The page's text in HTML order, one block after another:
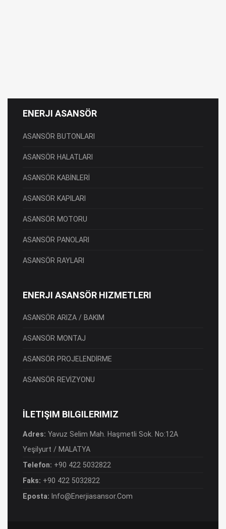
ENERJI ASANSÖR
ASANSÖR BUTONLARI
ASANSÖR HALATLARI
ASANSÖR KABİNLERİ
ASANSÖR KAPILARI
ASANSÖR MOTORU
ASANSÖR PANOLARI
ASANSÖR RAYLARI
ENERJI ASANSÖR HIZMETLERI
ASANSÖR ARIZA / BAKIM
ASANSÖR MONTAJ
ASANSÖR PROJELENDİRME
ASANSÖR REVİZYONU
İLETIŞIM BILGILERIMIZ
Adres: Yavuz Selim Mah. Haşmetli Sok. No:12A
Yeşilyurt / MALATYA
Telefon: +90 422 5032822
Faks: +90 422 5032822
Eposta: Info@enerjiasansor.com